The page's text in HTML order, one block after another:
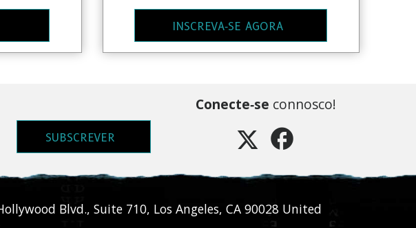
INSCREVA‑SE AGORA
SUBSCREVER
Conecte‑se connosco!
Blvd., Suite 710, Los Angeles,CA 90028 United